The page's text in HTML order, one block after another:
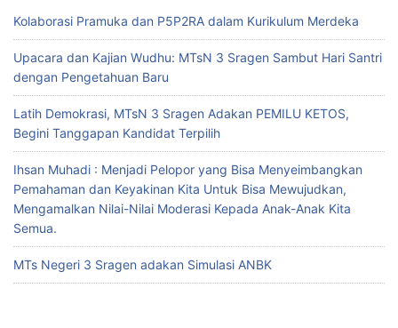
Kolaborasi Pramuka dan P5P2RA dalam Kurikulum Merdeka
Upacara dan Kajian Wudhu: MTsN 3 Sragen Sambut Hari Santri
dengan Pengetahuan Baru
Latih Demokrasi, MTsN 3 Sragen Adakan PEMILU KETOS,
Begini Tanggapan Kandidat Terpilih
Ihsan Muhadi : Menjadi Pelopor yang Bisa Menyeimbangkan
Pemahaman dan Keyakinan Kita Untuk Bisa Mewujudkan,
Mengamalkan Nilai-Nilai Moderasi Kepada Anak-Anak Kita
Semua.
MTs Negeri 3 Sragen adakan Simulasi ANBK